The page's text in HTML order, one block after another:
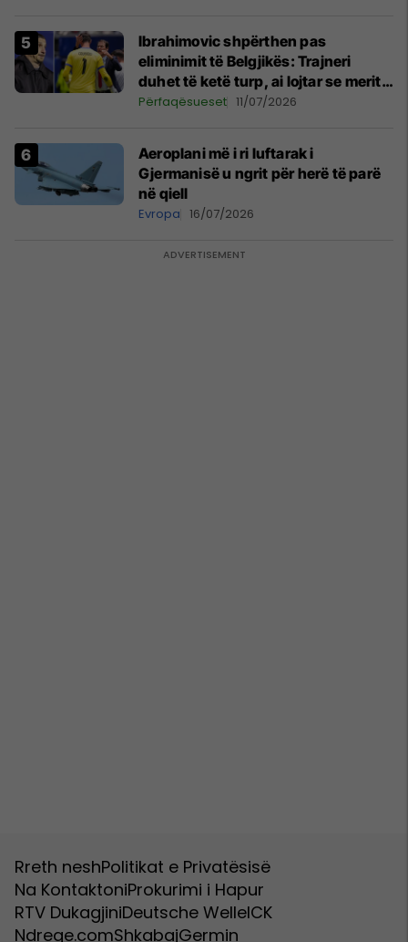
Ibrahimovic shpërthen pas
eliminimit të Belgjikës: Trajneri
duhet të ketë turp, ai lojtar se meritoi
të luante
Përfaqësueset 11/07/2026
Aeroplani më i ri luftarak i
Gjermanisë u ngrit për herë të parë
në qiell
Evropa 16/07/2026
Rreth neshPolitikat e Privatësisë
Na KontaktoniProkurimi i Hapur
RTV DukagjiniDeutsche WelleICK
Ndreqe.comShkabajGermin